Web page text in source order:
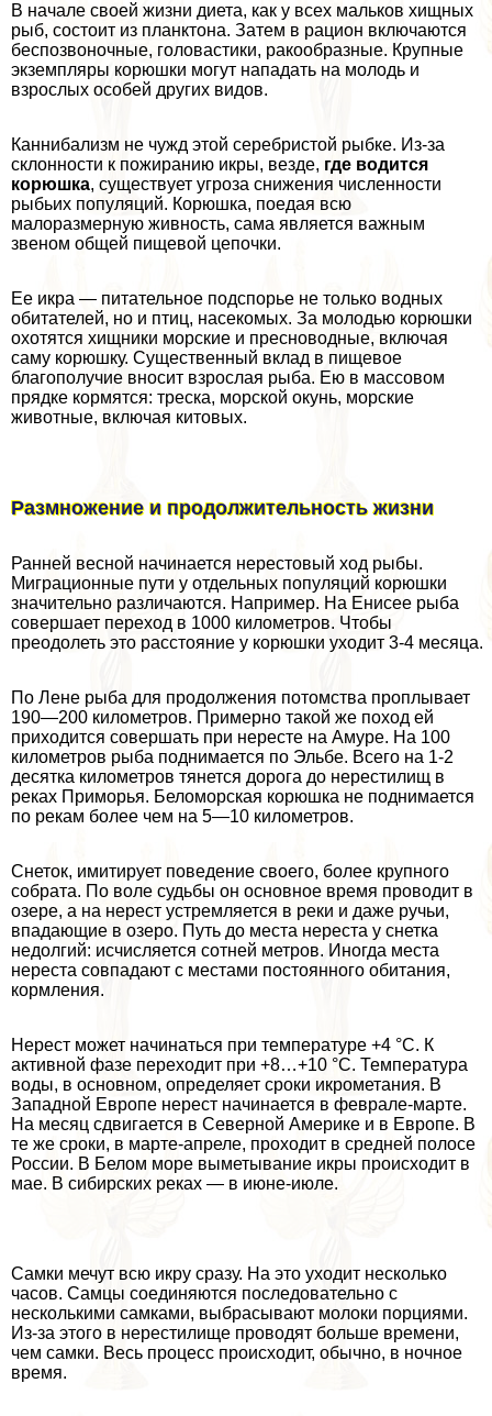
В начале своей жизни диета, как у всех мальков хищных
рыб, состоит из планктона. Затем в рацион включаются
беспозвоночные, головастики, paкообразные. Крупные
экземпляры корюшки могут нападать на молодь и
взрослых особей других видов.
Каннибализм не чужд этой серебристой рыбке. Из-за
склонности к пожиранию икры, везде, где водится
корюшка, существует угроза снижения численности
рыбьих популяций. Корюшка, поедая всю
малоразмерную живность, сама является важным
звеном общей пищевой цепочки.
Ее икра — питательное подспорье не только водных
обитателей, но и птиц, насекомых. За молодью корюшки
охотятся хищники морские и пресноводные, включая
саму корюшку. Существенный вклад в пищевое
благополучие вносит взрослая рыба. Ею в массовом
прядке кормятся: треска, морской окунь, морские
животные, включая китовых.
Размножение и продолжительность жизни
Ранней весной начинается нерестовый ход рыбы.
Миграционные пути у отдельных популяций корюшки
значительно различаются. Например. На Енисее рыба
совершает переход в 1000 километров. Чтобы
преодолеть это расстояние у корюшки уходит 3-4 месяца.
По Лене рыба для продолжения потомства проплывает
190—200 километров. Примерно такой же поход ей
приходится совершать при нересте на Амуре. На 100
километров рыба поднимается по Эльбе. Всего на 1-2
десятка километров тянется дорога до нерестилищ в
реках Приморья. Беломорская корюшка не поднимается
по рекам более чем на 5—10 километров.
Снеток, имитирует поведение своего, более крупного
собрата. По воле судьбы он основное время проводит в
озере, а на нерест устремляется в реки и даже ручьи,
впадающие в озеро. Путь до места нереста у снетка
недолгий: исчисляется сотней метров. Иногда места
нереста совпадают с местами постоянного обитания,
кормления.
Нерест может начинаться при температуре +4 °C. К
активной фазе переходит при +8…+10 °C. Температура
воды, в основном, определяет сроки икрометания. В
Западной Европе нерест начинается в феврале-марте.
На месяц сдвигается в Северной Америке и в Европе. В
те же сроки, в марте-апреле, проходит в средней полосе
России. В Белом море выметывание икры происходит в
мае. В сибирских реках — в июне-июле.
Самки мечут всю икру сразу. На это уходит несколько
часов. Самцы соединяются последовательно с
несколькими самками, выбрасывают молоки порциями.
Из-за этого в нерестилище проводят больше времени,
чем самки. Весь процесс происходит, обычно, в ночное
время.